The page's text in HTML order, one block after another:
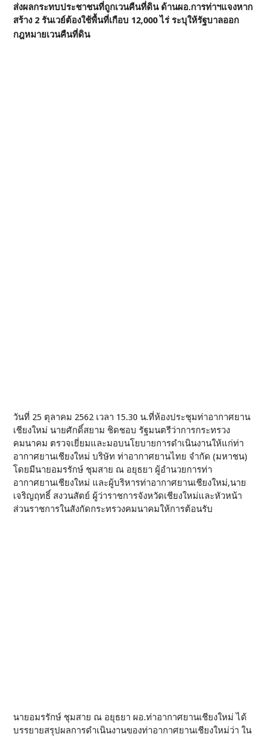
ส่งผลกระทบประชาชนที่ถูกเวนคืนที่ดิน ด้านผอ.การท่าฯแจงหาก
สร้าง 2 รันเวย์ต้องใช้พื้นที่เกือบ 12,000 ไร่ ระบุให้รัฐบาลออก
กฎหมายเวนคืนที่ดิน
วันที่ 25 ตุลาคม 2562 เวลา 15.30 น.ที่ห้องประชุมท่าอากาศยาน
เชียงใหม่ นายศักดิ์สยาม ชิดชอบ รัฐมนตรีว่าการกระทรวง
คมนาคม ตรวจเยี่ยมและมอบนโยบายการดำเนินงานให้แก่ท่า
อากาศยานเชียงใหม่ บริษัท ท่าอากาศยานไทย จำกัด (มหาชน)
โดยมีนายอมรรักษ์ ชุมสาย ณ อยุธยา ผู้อำนวยการท่า
อากาศยานเชียงใหม่ และผู้บริหารท่าอากาศยานเชียงใหม่,นาย
เจริญฤทธิ์ สงวนสัตย์ ผู้ว่าราชการจังหวัดเชียงใหม่และหัวหน้า
ส่วนราชการในสังกัดกระทรวงคมนาคมให้การต้อนรับ
นายอมรรักษ์ ชุมสาย ณ อยุธยา ผอ.ท่าอากาศยานเชียงใหม่ ได้
บรรยายสรุปผลการดำเนินงานของท่าอากาศยานเชียงใหม่ว่า ใน